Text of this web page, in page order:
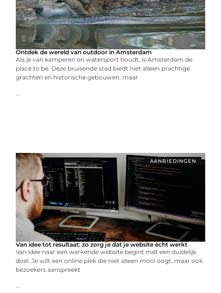
Ontdek de wereld van outdoor in Amsterdam
Als je van kamperen en watersport houdt, is Amsterdam de
place to be. Deze bruisende stad biedt niet alleen prachtige
grachten en historische gebouwen, maar
...
AANBIEDINGEN
Van idee tot resultaat: zo zorg je dat je website écht werkt
Van idee naar een werkende website begint met een duidelijk
doel. Je wilt een online plek die niet alleen mooi oogt, maar ook
bezoekers aanspreekt
...